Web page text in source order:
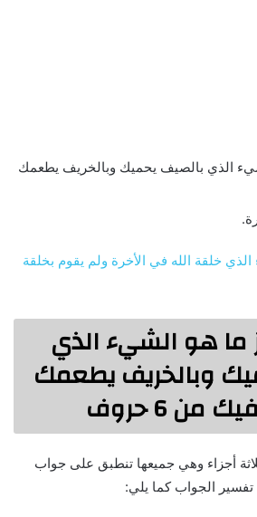
الذي بالصيف يحميك وبالخريف يطعمك
خلقة الله في الأخرة ولم يقوم بخلقة
هو الشيء الذي
وبالخريف يطعمك
من 6 حروف
أجزاء وهي جميعها تنطبق على جواب
الجواب كما يلي: